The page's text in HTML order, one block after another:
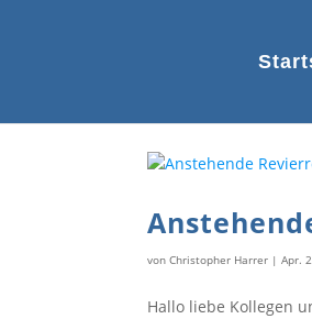
vonChristopher Harrer |Apr.
Hallo liebe Kollegen